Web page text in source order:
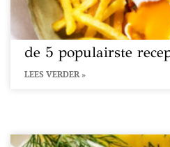
de 5 populairste
LEES VERDER »